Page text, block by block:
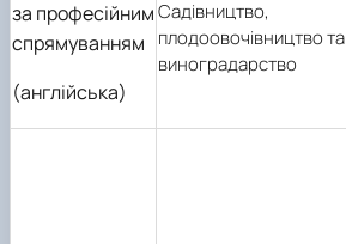
за професійним
спрямуванням
(англійська)
Садівництво,
плодоовочівництво та
виноградарство